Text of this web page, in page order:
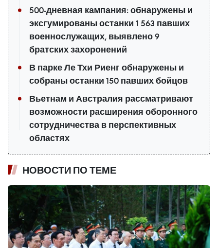
500-дневная кампания: обнаружены и
эксгумированы останки 1 563 павших
военнослужащих, выявлено 9
братских захоронений
В парке Ле Тхи Риенг обнаружены и
собраны останки 150 павших бойцов
Вьетнам и Австралия рассматривают
возможности расширения оборонного
сотрудничества в перспективных
областях
НОВОСТИ ПО ТЕМЕ